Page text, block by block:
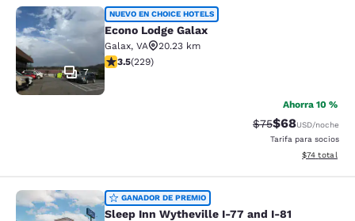
Econo Lodge Galax
7
NUEVO EN CHOICE HOTELS
Econo Lodge Galax
Galax, VA
20.23 km
Calificación de 3.51 estrellas. Bueno. 229 reseñas
3.5(229)
Ahorra 10 %
Tarifa tachada:
$75Tarifa
$68USD/noche
Tarifa para socios
Ver detalles
$74 total
Sleep Inn Wytheville I-77 and I-81
GANADOR DE PREMIO
Sleep Inn Wytheville I-77 and I-81